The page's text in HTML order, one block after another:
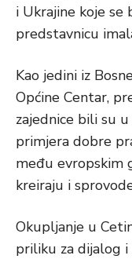
i Ukrajine koje se
predstavnicu
Kao jedini iz
Općine Centar,
zajednice bili su
primjera dobre
među evropskim
kreiraju i
Okupljanje u
priliku za dijalog i